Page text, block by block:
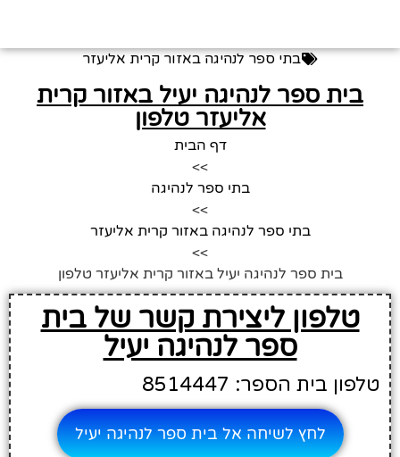
בתי ספר לנהיגה באזור קרית אליעזר
בית ספר לנהיגה יעיל באזור קרית
אליעזר טלפון
דף הבית
>>
בתי ספר לנהיגה
>>
בתי ספר לנהיגה באזור קרית אליעזר
>>
בית ספר לנהיגה יעיל באזור קרית אליעזר טלפון
טלפון ליצירת קשר של בית
ספר לנהיגה יעיל
טלפון בית הספר: 8514447
לחץ לשיחה אל בית ספר לנהיגה יעיל